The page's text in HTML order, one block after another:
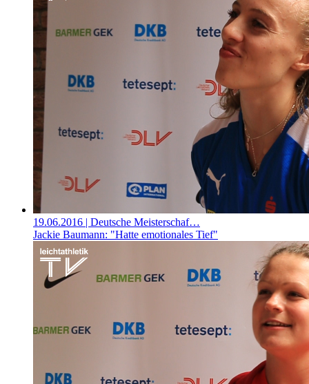
19.06.2016 | Deutsche Meisterschaf…
Jackie Baumann: "Hatte emotionales Tief"